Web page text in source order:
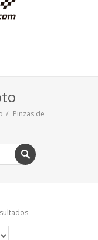
Pinzas de